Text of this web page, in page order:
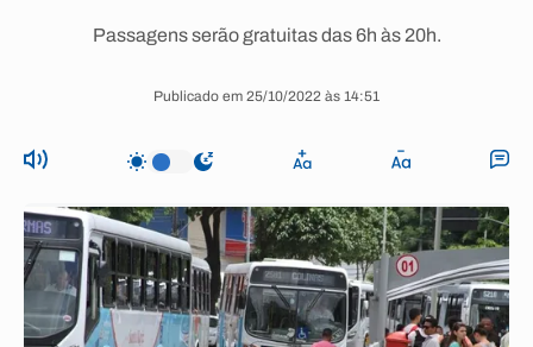
Passagens serão gratuitas das 6h às 20h.
Publicado em 25/10/2022 às 14:51